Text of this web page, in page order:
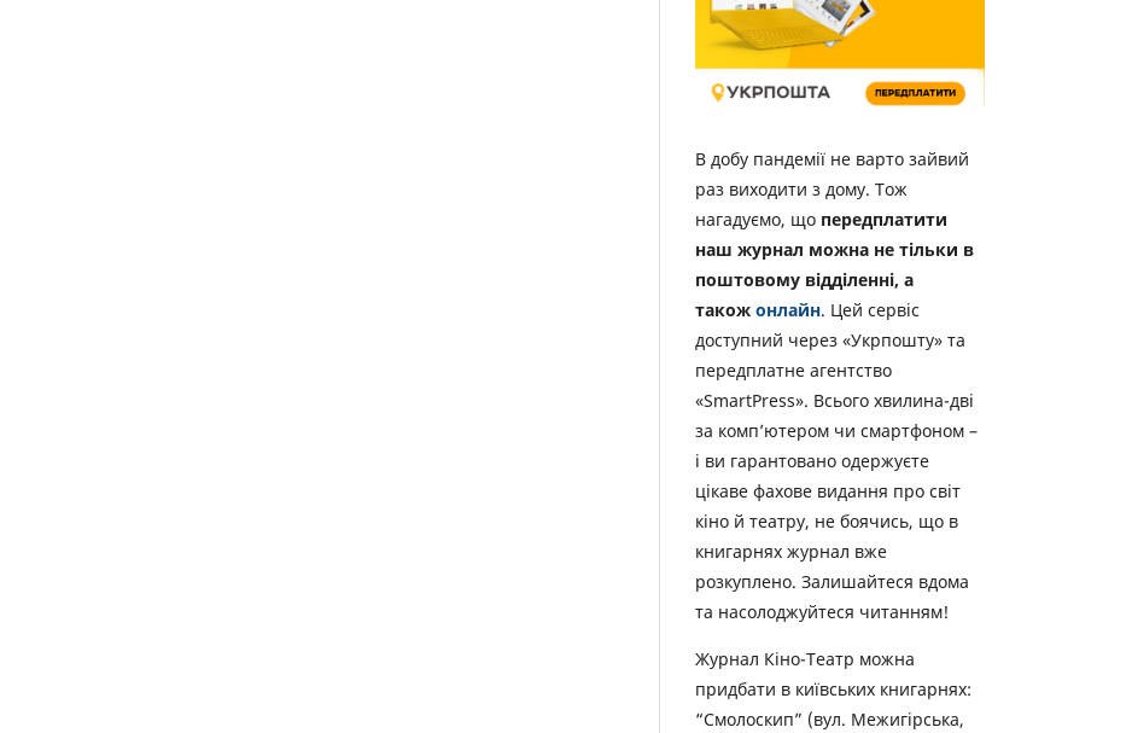
В добу пандемії не варто зайвий
раз виходити з дому. Тож
нагадуємо, що передплатити
наш журнал можна не тільки в
поштовому відділенні, а
також онлайн. Цей сервіс
доступний через «Укрпошту» та
передплатне агентство
«SmartPress». Всього хвилина-дві
за комп’ютером чи смартфоном –
і ви гарантовано одержуєте
цікаве фахове видання про світ
кіно й театру, не боячись, що в
книгарнях журнал вже
розкуплено. Залишайтеся вдома
та насолоджуйтеся читанням!
Журнал Кіно-Театр можна
придбати в київських книгарнях:
“Смолоскип” (вул. Межигірська,